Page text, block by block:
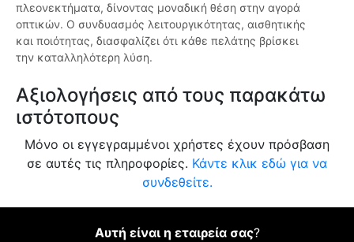
πλεονεκτήματα, δίνοντας μοναδική θέση στην αγορά
οπτικών. Ο συνδυασμός λειτουργικότητας, αισθητικής
και ποιότητας, διασφαλίζει ότι κάθε πελάτης βρίσκει
την καταλληλότερη λύση.
Αξιολογήσεις από τους παρακάτω
ιστότοπους
Μόνο οι εγγεγραμμένοι χρήστες έχουν πρόσβαση
σε αυτές τις πληροφορίες. Κάντε κλικ εδώ για να
συνδεθείτε.
Αυτή είναι η εταιρεία σας?